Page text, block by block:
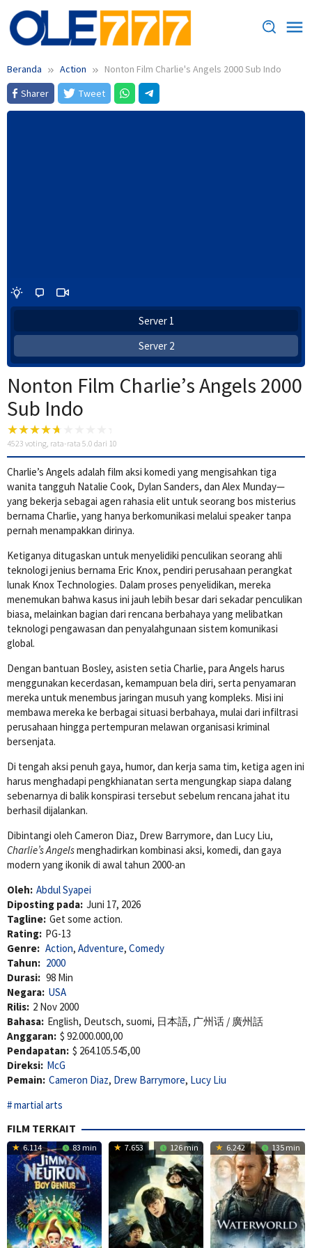
Loncat
ke
konten
Beranda Action
Nonton Film Charlie's Angels 2000 Sub Indo
Sharer
Tweet
Server 1
Server 2
Nonton Film Charlie’s Angels 2000
Sub Indo
4523 voting, rata-rata 5.0 dari 10
Charlie’s Angels adalah film aksi komedi yang mengisahkan tiga
wanita tangguh Natalie Cook, Dylan Sanders, dan Alex Munday—
yang bekerja sebagai agen rahasia elit untuk seorang bos misterius
bernama Charlie, yang hanya berkomunikasi melalui speaker tanpa
pernah menampakkan dirinya.
Ketiganya ditugaskan untuk menyelidiki penculikan seorang ahli
teknologi jenius bernama Eric Knox, pendiri perusahaan perangkat
lunak Knox Technologies. Dalam proses penyelidikan, mereka
menemukan bahwa kasus ini jauh lebih besar dari sekadar penculikan
biasa, melainkan bagian dari rencana berbahaya yang melibatkan
teknologi pengawasan dan penyalahgunaan sistem komunikasi
global.
Dengan bantuan Bosley, asisten setia Charlie, para Angels harus
menggunakan kecerdasan, kemampuan bela diri, serta penyamaran
mereka untuk menembus jaringan musuh yang kompleks. Misi ini
membawa mereka ke berbagai situasi berbahaya, mulai dari infiltrasi
perusahaan hingga pertempuran melawan organisasi kriminal
bersenjata.
Di tengah aksi penuh gaya, humor, dan kerja sama tim, ketiga agen ini
harus menghadapi pengkhianatan serta mengungkap siapa dalang
sebenarnya di balik konspirasi tersebut sebelum rencana jahat itu
berhasil dijalankan.
Dibintangi oleh Cameron Diaz, Drew Barrymore, dan Lucy Liu,
Charlie’s Angelsmenghadirkan kombinasi aksi, komedi, dan gaya
modern yang ikonik di awal tahun 2000-an
Oleh: Abdul Syapei
Diposting pada: Juni 17, 2026
Tagline: Get some action.
Rating: PG-13
Genre: Action, Adventure, Comedy
Tahun: 2000
Durasi: 98 Min
Negara: USA
Rilis: 2 Nov 2000
Bahasa: English, Deutsch, suomi, 日本語, 广州话 / 廣州話
Anggaran: $ 92.000.000,00
Pendapatan: $ 264.105.545,00
Direksi: McG
Pemain: Cameron Diaz, Drew Barrymore, Lucy Liu
martial arts
FILM TERKAIT
6.114 83 min 7.653 126 min 6.242 135 min